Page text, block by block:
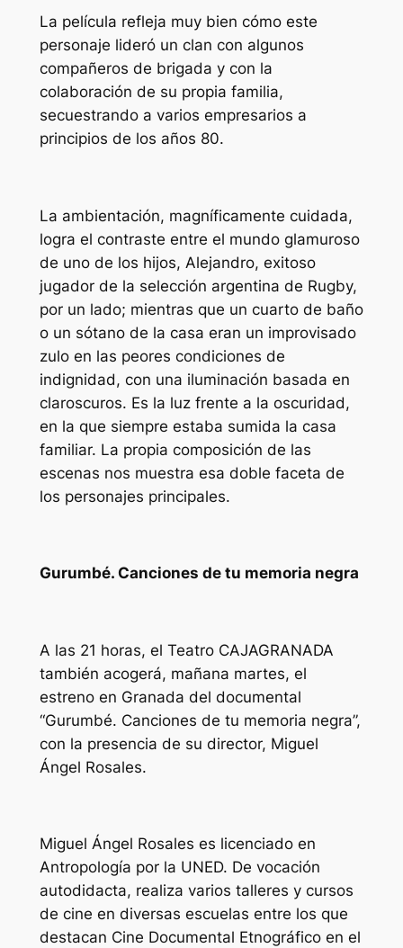
La película refleja muy bien cómo este
personaje lideró un clan con algunos
compañeros de brigada y con la
colaboración de su propia familia,
secuestrando a varios empresarios a
principios de los años 80.
La ambientación, magníficamente cuidada,
logra el contraste entre el mundo glamuroso
de uno de los hijos, Alejandro, exitoso
jugador de la selección argentina de Rugby,
por un lado; mientras que un cuarto de baño
o un sótano de la casa eran un improvisado
zulo en las peores condiciones de
indignidad, con una iluminación basada en
claroscuros. Es la luz frente a la oscuridad,
en la que siempre estaba sumida la casa
familiar. La propia composición de las
escenas nos muestra esa doble faceta de
los personajes principales.
Gurumbé. Canciones de tu memoria negra
A las 21 horas, el Teatro CAJAGRANADA
también acogerá, mañana martes, el
estreno en Granada del documental
“Gurumbé. Canciones de tu memoria negra”,
con la presencia de su director, Miguel
Ángel Rosales.
Miguel Ángel Rosales es licenciado en
Antropología por la UNED. De vocación
autodidacta, realiza varios talleres y cursos
de cine en diversas escuelas entre los que
destacan Cine Documental Etnográfico en el